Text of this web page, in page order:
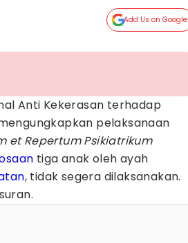
Add Us on Google
Anti Kekerasan terhadap
pelaksanaan
et Repertum Psikiatrikum
tiga anak oleh ayah
, tidak segera dilaksanakan.